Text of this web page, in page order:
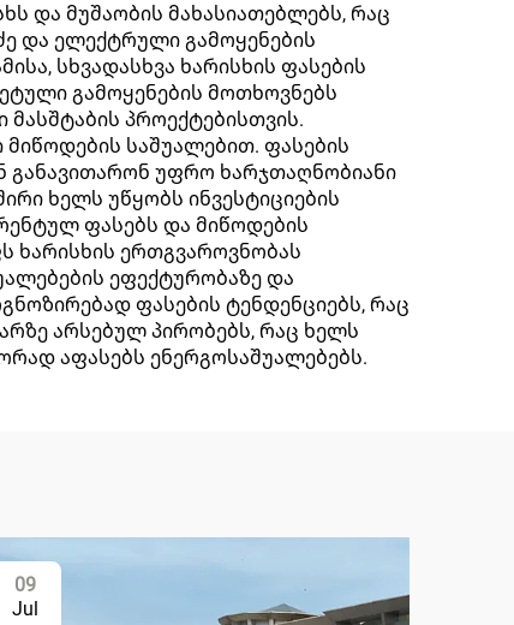
და მუშაობის მახასიათებლებს, რაც
და ელექტრული გამოყენების
სხვადასხვა ხარისხის ფასების
გამოყენების მოთხოვნებს
პროექტებისთვის.
საშუალებით. ფასების
განავითარონ უფრო ხარჯთაღნობიანი
ხელს უწყობს ინვესტიციების
ფასებს და მიწოდების
ხარისხის ერთგვაროვნობას
ეფექტურობაზე და
ფასების ტენდენციებს, რაც
არსებულ პირობებს, რაც ხელს
აფასებს ენერგოსაშუალებებს.
09
Jul